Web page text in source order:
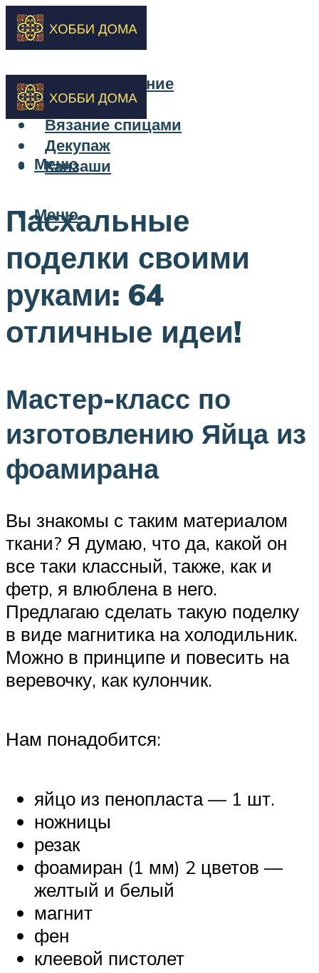
Бисероплетение
Вышивка
Вязание спицами
Декупаж
Канзаши
Меню
Меню
Пасхальные
поделки своими
руками: 64
отличные идеи!
Мастер-класс по
изготовлению Яйца из
фоамирана
Вы знакомы с таким материалом
ткани? Я думаю, что да, какой он
все таки классный, также, как и
фетр, я влюблена в него.
Предлагаю сделать такую поделку
в виде магнитика на холодильник.
Можно в принципе и повесить на
веревочку, как кулончик.
Нам понадобится:
яйцо из пенопласта — 1 шт.
ножницы
резак
фоамиран (1 мм) 2 цветов —
желтый и белый
магнит
фен
клеевой пистолет